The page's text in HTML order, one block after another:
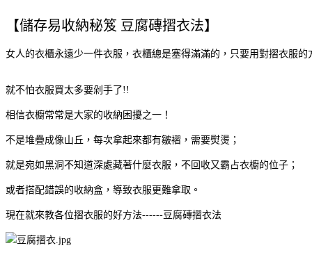
【儲存易收納秘笈 豆腐磚摺衣法】
女人的衣櫃永遠少一件衣服，衣櫃總是塞得滿滿的，只要用對摺衣服的
就不怕衣服買太多要剁手了!!
相信衣櫥常常是大家的收納困擾之一！
不是堆疊成像山丘，每次拿起來都有皺褶，需要熨燙；
就是宛如黑洞不知道深處藏著什麼衣服，不回收又霸占衣櫥的位子；
或者搭配錯誤的收納盒，導致衣服更難拿取。
現在就來教各位摺衣服的好方法------豆腐磚摺衣法